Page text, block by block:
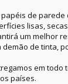
papéis de
lisas,
um melhor
demão de tinta,
em todo
países.